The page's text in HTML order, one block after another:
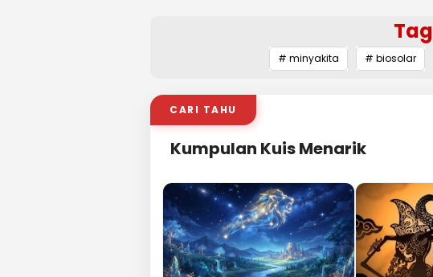
Tag
# minyakita # biosolar
CARI TAHU
Kumpulan Kuis Menarik